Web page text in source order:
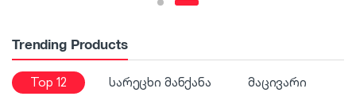
Trending Products
Top 12 სარეცხი მანქანა მაცივარი